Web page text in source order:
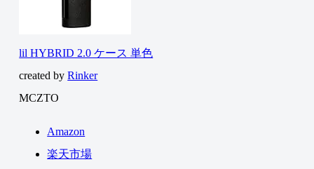
lil HYBRID 2.0 ケース 単色
created byRinker
MCZTO
Amazon
楽天市場